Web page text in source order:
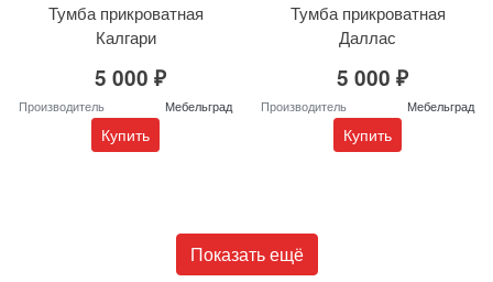
Тумба прикроватная
Калгари
5 000 ₽
Производитель Мебельград
Купить
Тумба прикроватная
Даллас
5 000 ₽
Производитель Мебельград
Купить
Показать ещё